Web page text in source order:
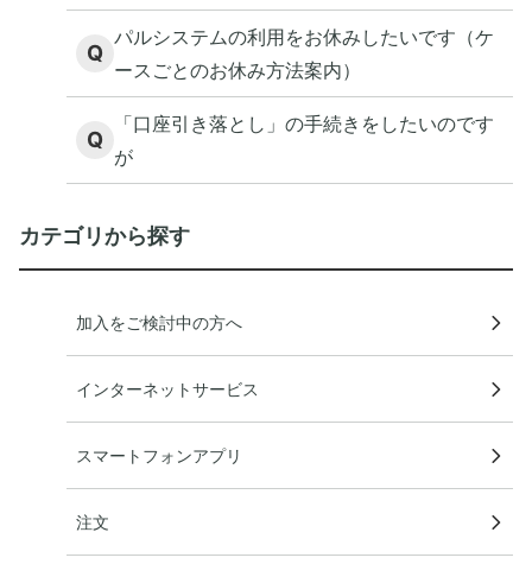
Q
パルシステムの利用をお休みしたいです（ケ
ースごとのお休み方法案内）
Q
「口座引き落とし」の手続きをしたいのです
が
カテゴリから探す
加入をご検討中の方へ
インターネットサービス
スマートフォンアプリ
注文